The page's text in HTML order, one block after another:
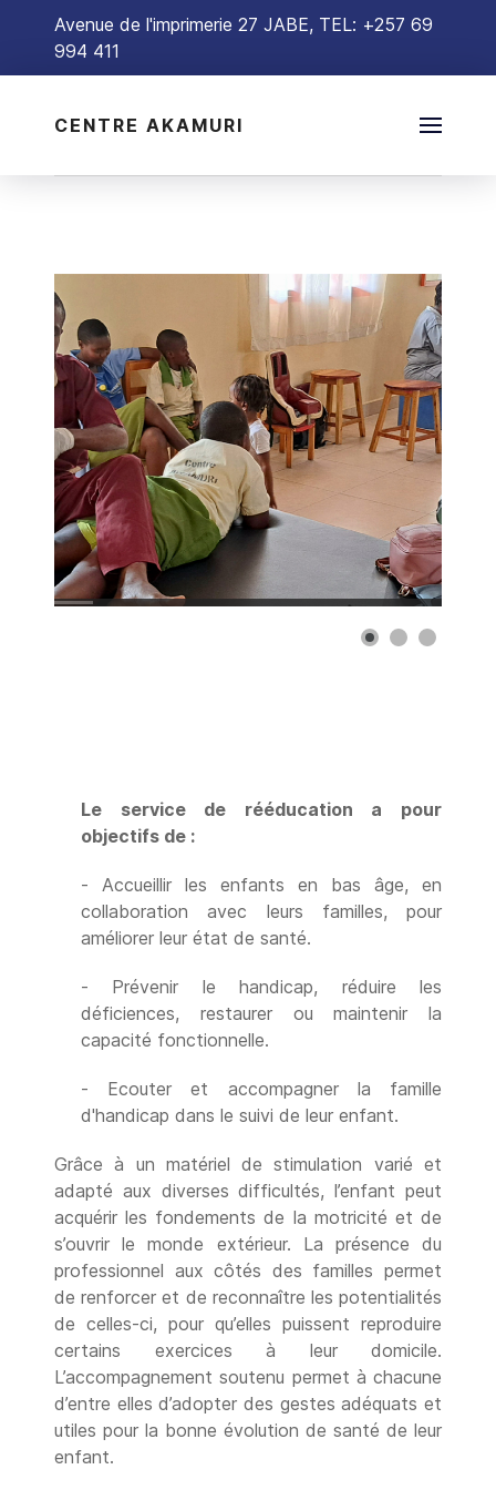
Avenue de l'imprimerie 27 JABE, TEL: +257 69
994 411
CENTRE AKAMURI
Le service de rééducation a pour
objectifs de :
- Accueillir les enfants en bas âge, en
collaboration avec leurs familles, pour
améliorer leur état de santé.
- Prévenir le handicap, réduire les
déficiences, restaurer ou maintenir la
capacité fonctionnelle.
- Ecouter et accompagner la famille
d'handicap dans le suivi de leur enfant.
Grâce à un matériel de stimulation varié et
adapté aux diverses difficultés, l’enfant peut
acquérir les fondements de la motricité et de
s’ouvrir le monde extérieur. La présence du
professionnel aux côtés des familles permet
de renforcer et de reconnaître les potentialités
de celles-ci, pour qu’elles puissent reproduire
certains exercices à leur domicile.
L’accompagnement soutenu permet à chacune
d’entre elles d’adopter des gestes adéquats et
utiles pour la bonne évolution de santé de leur
enfant.